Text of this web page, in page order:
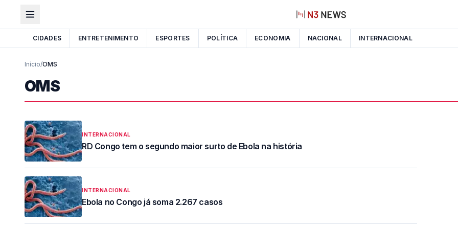
CIDADES ENTRETENIMENTO ESPORTES POLÍTICA ECONOMIA NACIONAL INTERNACIONAL
Início/OMS
OMS
INTERNACIONAL
RD Congo tem o segundo maior surto de Ebola na história
INTERNACIONAL
Ebola no Congo já soma 2.267 casos